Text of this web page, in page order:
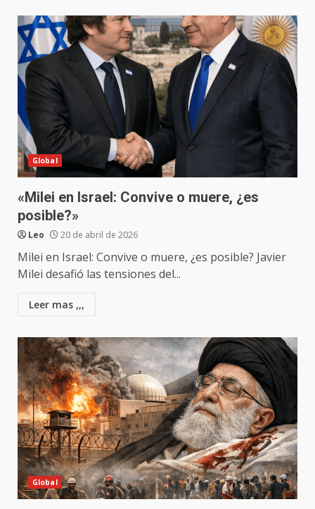
Global
«Milei en Israel: Convive o muere, ¿es
posible?»
Leo 20 de abril de 2026
Milei en Israel: Convive o muere, ¿es posible? Javier
Milei desafió las tensiones del...
Leer mas ,,,
Global